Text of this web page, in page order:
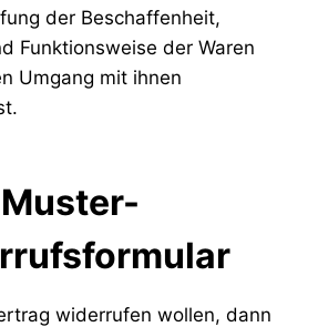
der Beschaffenheit,
Funktionsweise der Waren
Umgang mit ihnen
Muster-
widerrufen wollen, dann